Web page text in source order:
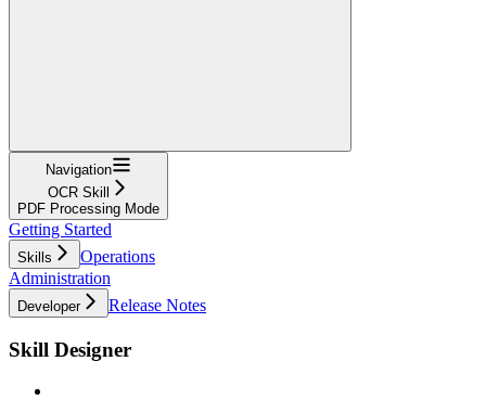
Navigation
OCR Skill
PDF Processing Mode
Getting Started
Skills
Operations
Administration
Developer Release Notes
Skill Designer